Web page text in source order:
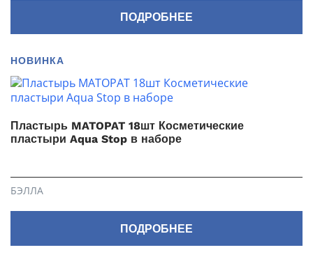
ПОДРОБНЕЕ
НОВИНКА
Пластырь MATOPAT 18шт Косметические
пластыри Aqua Stop в наборе
БЭЛЛА
ПОДРОБНЕЕ